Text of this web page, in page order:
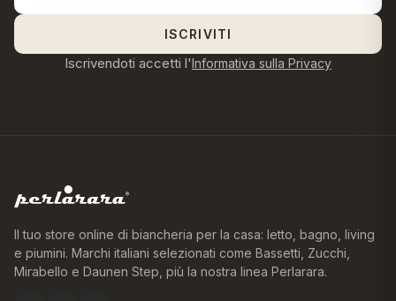
ISCRIVITI
Iscrivendoti accetti l'Informativa sulla Privacy
Il tuo store online di biancheria per la casa: letto, bagno, living
e piumini. Marchi italiani selezionati come Bassetti, Zucchi,
Mirabello e Daunen Step, più la nostra linea Perlarara.